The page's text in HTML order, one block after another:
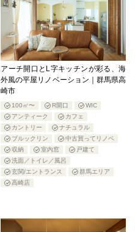
アーチ開口とL字キッチンが彩る、海
外風の平屋リノベーション｜群馬県高
崎市
100㎡〜 R開口
WIC
アンティーク
カフェ
カントリー
ナチュラル
ブルックリン
中古買ってリノベ
収納
室内窓
戸建て
洗面／トイレ／風呂
玄関/エントランス
群馬エリア
高崎店